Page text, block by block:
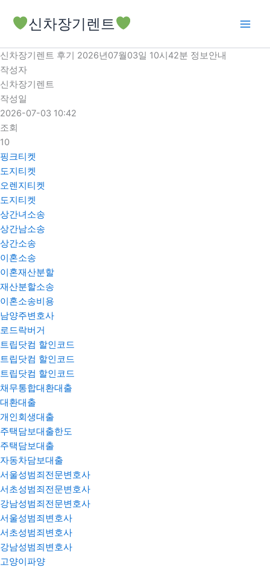
로
건
너
뛰
기
신차장기렌트
신차장기렌트 후기 2026년07월03일 10시42분 정보안내
작성자
신차장기렌트
작성일
2026-07-03 10:42
조회
10
핑크티켓
도지티켓
오렌지티켓
도지티켓
상간녀소송
상간남소송
상간소송
이혼소송
이혼재산분할
재산분할소송
이혼소송비용
남양주변호사
로드락버거
트립닷컴 할인코드
트립닷컴 할인코드
트립닷컴 할인코드
채무통합대환대출
대환대출
개인회생대출
주택담보대출한도
주택담보대출
자동차담보대출
서울성범죄전문변호사
서초성범죄전문변호사
강남성범죄전문변호사
서울성범죄변호사
서초성범죄변호사
강남성범죄변호사
고양이파양